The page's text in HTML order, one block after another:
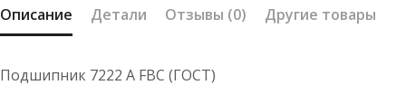
Описание Детали Отзывы (0) Другие товары
Подшипник 7222 А FBC (ГОСТ)